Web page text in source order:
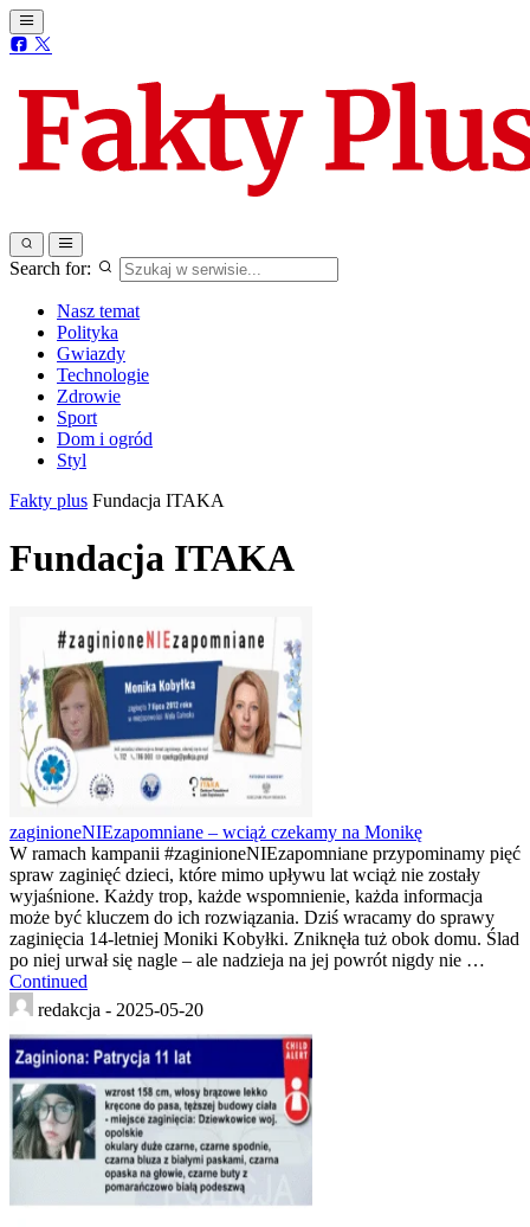
Search for:
Nasz temat
Polityka
Gwiazdy
Technologie
Zdrowie
Sport
Dom i ogród
Styl
Fakty plus Fundacja ITAKA
Fundacja ITAKA
zaginioneNIEzapomniane – wciąż czekamy na Monikę
W ramach kampanii #zaginioneNIEzapomniane przypominamy pięć
spraw zaginięć dzieci, które mimo upływu lat wciąż nie zostały
wyjaśnione. Każdy trop, każde wspomnienie, każda informacja
może być kluczem do ich rozwiązania. Dziś wracamy do sprawy
zaginięcia 14-letniej Moniki Kobyłki. Zniknęła tuż obok domu. Ślad
po niej urwał się nagle – ale nadzieja na jej powrót nigdy nie …
Continued
redakcja - 2025-05-20